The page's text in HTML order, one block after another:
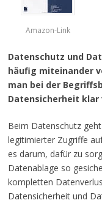
Amazon-Link
Datenschutz und
häufig miteinander
man bei der
Datensicherheit klar
Beim Datenschutz
legitimierter Zugriffe
es darum, dafür zu
Datenablage so
kompletten
Datensicherheit und